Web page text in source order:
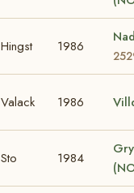
Hingst 1986
Valack 1986
Sto 1984